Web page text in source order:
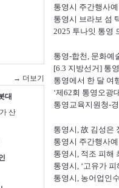
→ 더보기
대
산
통영시 주간행사
통영시 브라보 섬
2025 투나잇 통영
통영-합천, 문화예
[6.3 지방선거] 통
통영에서 한 달 여
‘제62회 통영오광
통영교육지원청-
통영시, 故 김성은
통영시 주간행사
통영시, 적조 피해
통영시, ‘고유가
통영시, 농어업인